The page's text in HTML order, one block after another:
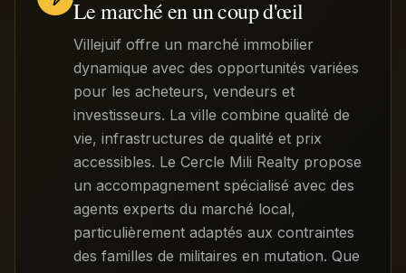
Le marché en un coup d'œil
Villejuif offre un marché immobilier
dynamique avec des opportunités variées
pour les acheteurs, vendeurs et
investisseurs. La ville combine qualité de
vie, infrastructures de qualité et prix
accessibles. Le Cercle Mili Realty propose
un accompagnement spécialisé avec des
agents experts du marché local,
particulièrement adaptés aux contraintes
des familles de militaires en mutation. Que